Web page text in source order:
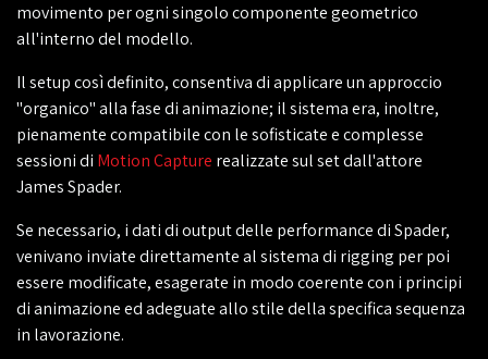
movimento per ogni singolo componente geometrico
all'interno del modello.
Il setup così definito, consentiva di applicare un approccio
"organico" alla fase di animazione; il sistema era, inoltre,
pienamente compatibile con le sofisticate e complesse
sessioni di Motion Capture realizzate sul set dall'attore
James Spader.
Se necessario, i dati di output delle performance di Spader,
venivano inviate direttamente al sistema di rigging per poi
essere modificate, esagerate in modo coerente con i principi
di animazione ed adeguate allo stile della specifica sequenza
in lavorazione.